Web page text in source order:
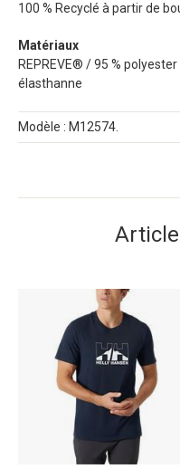
100 % Recyclé à partir de
Matériaux
REPREVE® / 95 %
élasthanne
Modèle : M12574.